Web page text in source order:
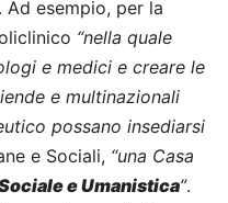
Ad esempio, per la
“nella quale
e medici e creare le
e multinazionali
possano insediarsi
e Sociali, “una Casa
e Umanistica”.